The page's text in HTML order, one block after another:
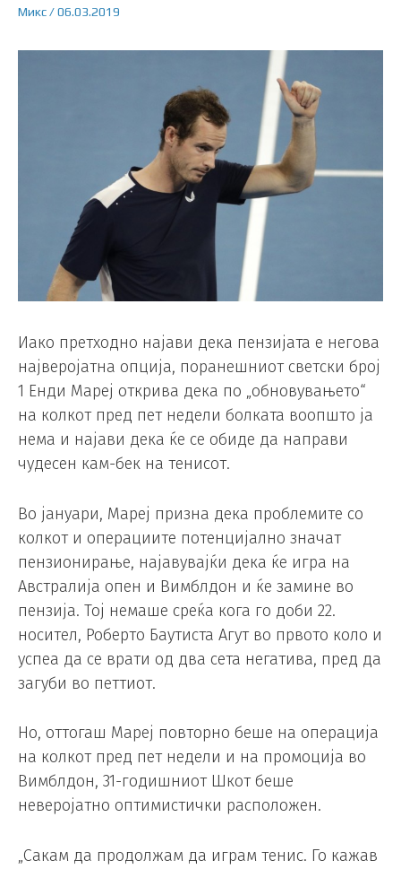
Микс/06.03.2019
Иако претходно најави дека пензијата е негова
најверојатна опција, поранешниот светски број
1 Енди Мареј открива дека по „обновувањето“
на колкот пред пет недели болката воопшто ја
нема и најави дека ќе се обиде да направи
чудесен кам-бек на тенисот.
Во јануари, Мареј призна дека проблемите со
колкот и операциите потенцијално значат
пензионирање, најавувајќи дека ќе игра на
Австралија опен и Вимблдон и ќе замине во
пензија. Тој немаше среќа кога го доби 22.
носител, Роберто Баутиста Агут во првото коло и
успеа да се врати од два сета негатива, пред да
загуби во петтиот.
Но, оттогаш Мареј повторно беше на операција
на колкот пред пет недели и на промоција во
Вимблдон, 31-годишниот Шкот беше
неверојатно оптимистички расположен.
„Сакам да продолжам да играм тенис. Го кажав